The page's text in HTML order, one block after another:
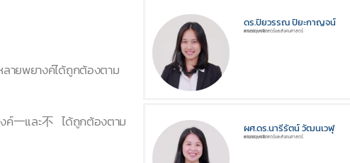
ายพยางค์ได้ถูกต้องตาม
ค์一และ不 ได้ถูกต้องตาม
ดร.ปิยวรรณ ปิยะกาญจน์
สาขาภาษาจีน
คณะมนุษยศาสตร์และสังคมศาสตร์
ผศ.ดร.นารีรัตน์ วัฒนเวฬุ
สาขาภาษาจีน
คณะมนุษยศาสตร์และสังคมศาสตร์